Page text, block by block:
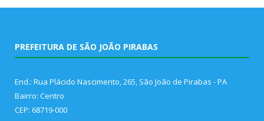
PREFEITURA DE SÃO JOÃO PIRABAS
End.: Rua Plácido Nascimento, 265, São João de Pirabas - PA
Bairro: Centro
CEP: 68719-000